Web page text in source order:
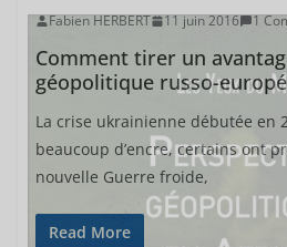
Fabien HERBERT 11 juin 2016 1
Comment tirer un
géopolitique russo-
La crise ukrainienne débutée en
beaucoup d’encre, certains ont
nouvelle Guerre froide,
Read More